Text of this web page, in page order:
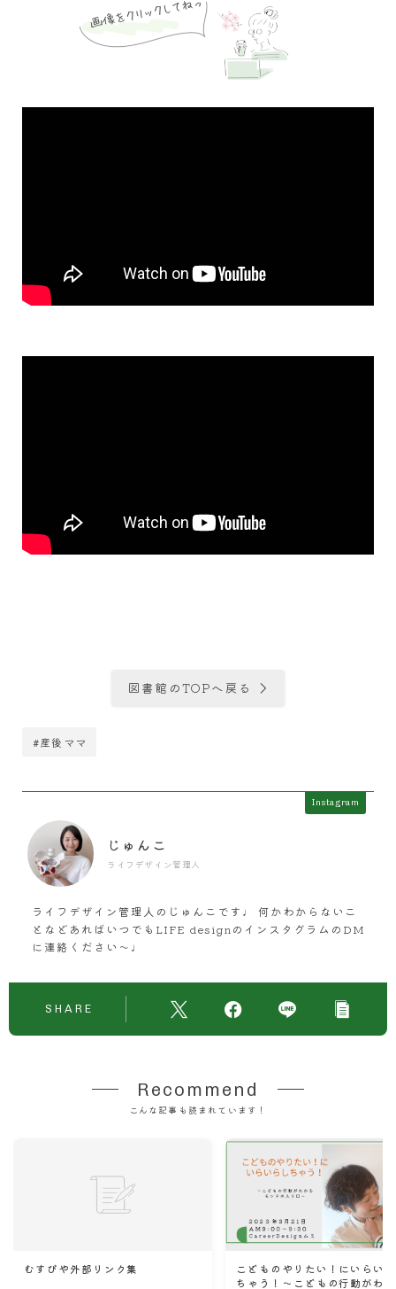
図書館のTOPへ戻る
#産後ママ
Instagram
じゅんこ
ライフデザイン管理人
ライフデザイン管理人のじゅんこです♩ 何かわからないこ
となどあればいつでもLIFE designのインスタグラムのDM
に連絡ください〜♩
SHARE
Recommend
こんな記事も読まれています！
むすびや外部リンク集
こどものやりたい！にいらい
ちゃう！～こどもの行動がわ